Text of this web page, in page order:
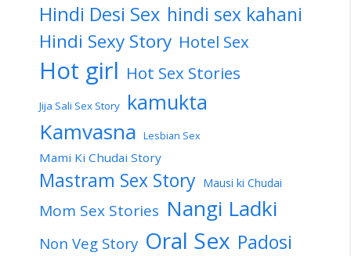
Hindi Desi Sex hindi sex kahani
Hindi Sexy Story Hotel Sex
Hot girl Hot Sex Stories
Jija Sali Sex Story kamukta
Kamvasna Lesbian Sex
Mami Ki Chudai Story
Mastram Sex Story Mausi ki Chudai
Mom Sex Stories Nangi Ladki
Non Veg Story Oral Sex Padosi